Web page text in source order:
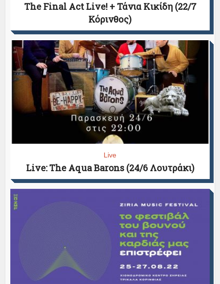
The Final Act Live! + Τάνια Κικίδη (22/7
Κόρινθος)
Live
Live: The Aqua Barons (24/6 Λουτράκι)